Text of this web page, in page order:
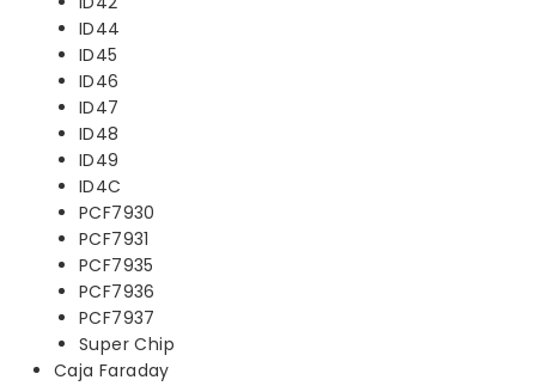
ID44
ID45
ID46
ID47
ID48
ID49
ID4C
PCF7930
PCF7931
PCF7935
PCF7936
PCF7937
Super Chip
Caja Faraday